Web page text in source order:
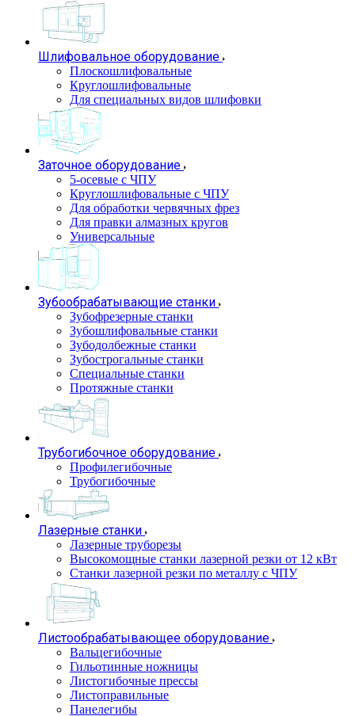
Шлифовальное оборудование
Плоскошлифовальные
Круглошлифовальные
Для специальных видов шлифовки
Заточное оборудование
5-осевые с ЧПУ
Круглошлифовальные с ЧПУ
Для обработки червячных фрез
Для правки алмазных кругов
Универсальные
Зубообрабатывающие станки
Зубофрезерные станки
Зубошлифовальные станки
Зубодолбежные станки
Зубострогальные станки
Специальные станки
Протяжные станки
Трубогибочное оборудование
Профилегибочные
Трубогибочные
Лазерные станки
Лазерные труборезы
Высокомощные станки лазерной резки от 12 кВт
Станки лазерной резки по металлу с ЧПУ
Листообрабатывающее оборудование
Вальцегибочные
Гильотинные ножницы
Листогибочные прессы
Листоправильные
Панелегибы